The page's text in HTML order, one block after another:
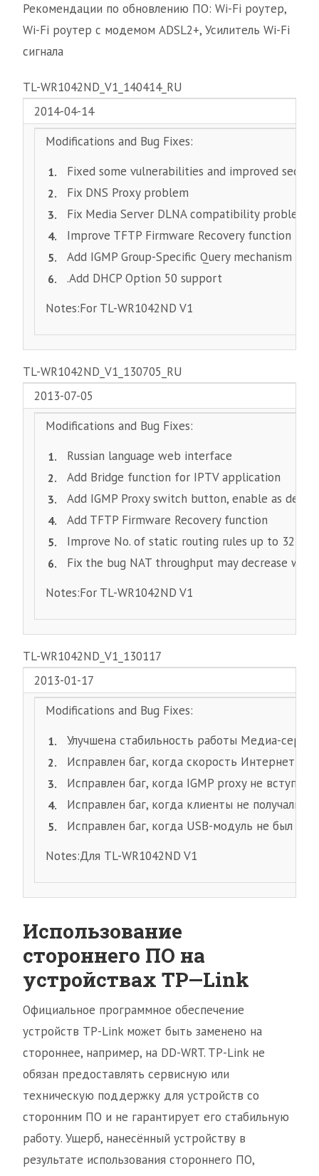
Рекомендации по обновлению ПО: Wi-Fi роутер,
Wi-Fi роутер с модемом ADSL2+, Усилитель Wi-Fi
сигнала
TL-WR1042ND_V1_140414_RU
2014-04-14
Modifications and Bug Fixes:
Fixed some vulnerabilities and improved
Fix DNS Proxy problem
Fix Media Server DLNA compatibility problem
Improve TFTP Firmware Recovery function
Add IGMP Group-Specific Query mechanism
.Add DHCP Option 50 support
Notes:For TL-WR1042ND V1
TL-WR1042ND_V1_130705_RU
2013-07-05
Modifications and Bug Fixes:
Russian language web interface
Add Bridge function for IPTV application
Add IGMP Proxy switch button, enable as
Add TFTP Firmware Recovery function
Improve No. of static routing rules up to 32
Fix the bug NAT throughput may decrease
Notes:For TL-WR1042ND V1
TL-WR1042ND_V1_130117
2013-01-17
Modifications and Bug Fixes:
Улучшена стабильность работы Медиа-
Исправлен баг, когда скорость Интернет
Исправлен баг, когда IGMP proxy не вступает
Исправлен баг, когда клиенты не получали
Исправлен баг, когда USB-модуль не был
Notes:Для TL-WR1042ND V1
Использование
стороннего ПО на
устройствах TP—Link
Официальное программное обеспечение
устройств TP-Link может быть заменено на
стороннее, например, на DD-WRT. TP-Link не
обязан предоставлять сервисную или
техническую поддержку для устройств со
сторонним ПО и не гарантирует его стабильную
работу. Ущерб, нанесённый устройству в
результате использования стороннего ПО,